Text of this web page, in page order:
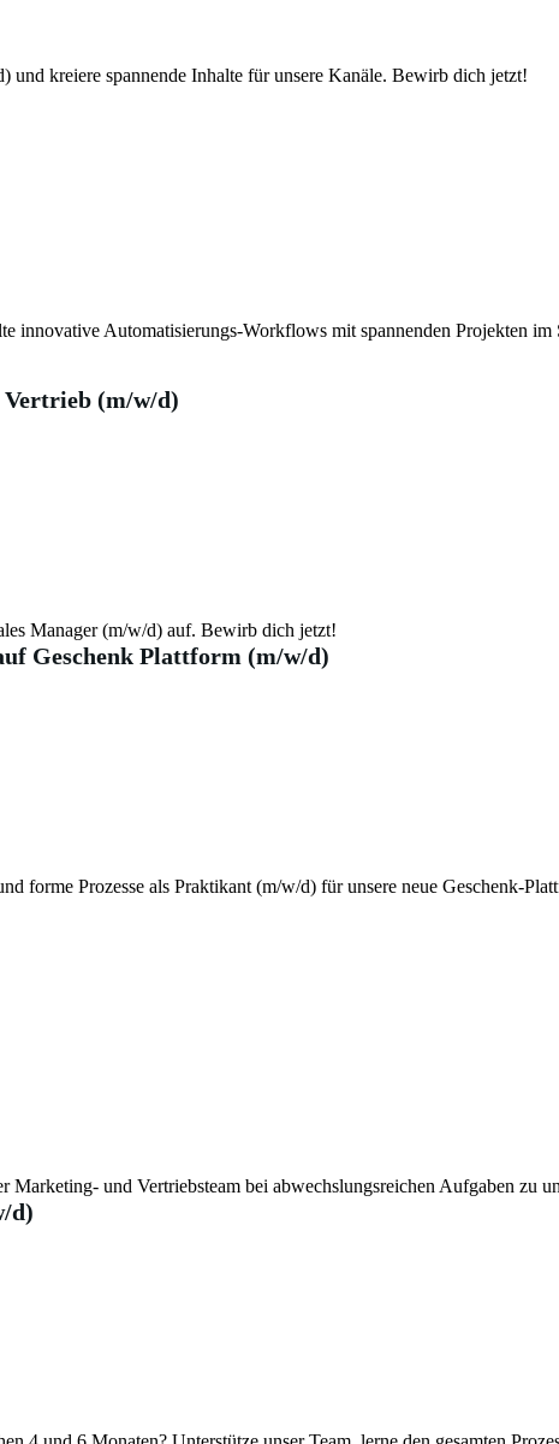
kreiere spannende Inhalte für unsere Kanäle. Bewirb dich jetzt!
innovative Automatisierungs-Workflows mit spannenden Projekten
Vertrieb (m/w/d)
Manager (m/w/d) auf. Bewirb dich jetzt!
Geschenk Plattform (m/w/d)
forme Prozesse als Praktikant (m/w/d) für unsere neue Geschenk-
und Vertriebsteam bei abwechslungsreichen Aufgaben zu
d)